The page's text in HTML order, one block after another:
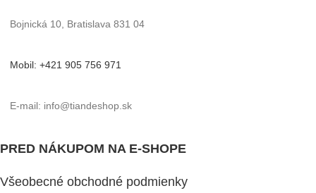
Bojnická 10, Bratislava 831 04
Mobil: +421 905 756 971
E-mail: info@tiandeshop.sk
PRED NÁKUPOM NA E-SHOPE
Všeobecné obchodné podmienky